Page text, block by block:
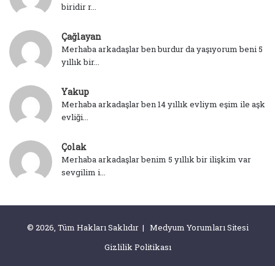
biridir r...
Çağlayan
Merhaba arkadaşlar ben burdur da yaşıyorum beni 5
yıllık bir...
Yakup
Merhaba arkadaşlar ben 14 yıllık evliym eşim ile aşk
evliği...
Çolak
Merhaba arkadaşlar benim 5 yıllık bir ilişkim var
sevgilim i...
© 2026, Tüm Hakları Saklıdır | Medyum Yorumları Sitesi
Gizlilik Politikası